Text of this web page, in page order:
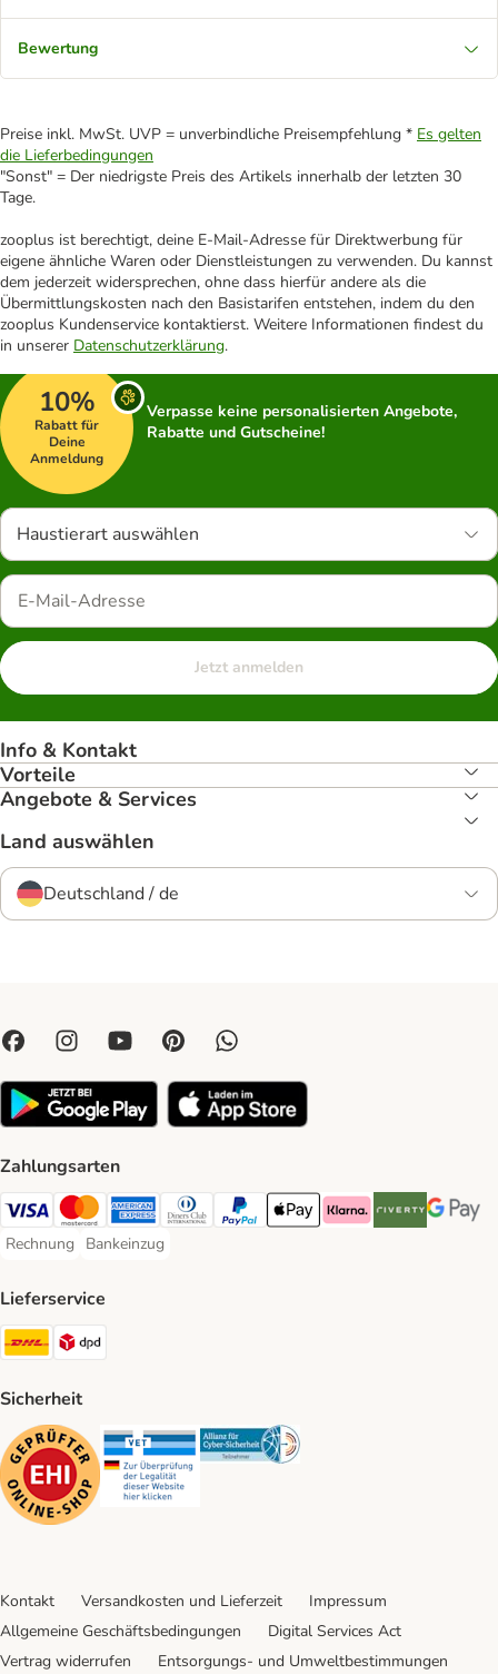
Bewertung
Preise inkl. MwSt. UVP = unverbindliche Preisempfehlung * Es gelten
die Lieferbedingungen
"Sonst" = Der niedrigste Preis des Artikels innerhalb der letzten 30
Tage.
zooplus ist berechtigt, deine E-Mail-Adresse für Direktwerbung für
eigene ähnliche Waren oder Dienstleistungen zu verwenden. Du kannst
dem jederzeit widersprechen, ohne dass hierfür andere als die
Übermittlungskosten nach den Basistarifen entstehen, indem du den
zooplus Kundenservice kontaktierst. Weitere Informationen findest du
in unserer Datenschutzerklärung.
10%
Rabatt für
Deine
Anmeldung
Verpasse keine personalisierten Angebote,
Rabatte und Gutscheine!
Haustierart auswählen
Jetzt anmelden
Info & Kontakt
Vorteile
Angebote & Services
Land auswählen
Deutschland / de
Zahlungsarten
Visa Payment Method
Mastercard Payment Method
American Express Payment Method
Diners Club Payment Method
PayPal Payment Method
Apple Pay Payment Method
Klarna Payment Method
Riverty Payment
Google
Rechnung
Rechnung Payment Method
Bankeinzug
Bankeinzug Payment Method
Lieferservice
DHL Shipping Method
Sicherheit
Security Security Security
Kontakt Versandkosten und Lieferzeit
Impressum
Allgemeine Geschäftsbedingungen
Digital Services Act
Vertrag widerrufen
Entsorgungs- und Umweltbestimmungen